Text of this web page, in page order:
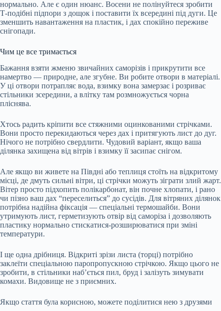
нормально. Але є один нюанс. Восени не полінуйтеся зробити
Т-подібні підпори з дощок і поставити їх всередині під дуги. Це
зменшить навантаження на пластик, і дах спокійно переживе
снігопади.
Чим це все тримається
Бажання взяти жменю звичайних саморізів і прикрутити все
намертво — природне, але згубне. Ви робите отвори в матеріалі.
У ці отвори потрапляє вода, взимку вона замерзає і розриває
стільники зсередини, а влітку там розмножується чорна
пліснява.
Хтось радить кріпити все стяжними оцинкованими стрічками.
Вони просто перекидаються через дах і притягують лист до дуг.
Нічого не потрібно свердлити. Чудовий варіант, якщо ваша
ділянка захищена від вітрів і взимку її засипає снігом.
Але якщо ви живете на Півдні або теплиця стоїть на відкритому
місці, де дмуть сильні вітри, ці стрічки можуть зіграти злий жарт.
Вітер просто підхопить полікарбонат, він почне хлопати, і рано
чи пізно ваш дах “переселиться” до сусідів. Для вітряних ділянок
потрібна надійна фіксація — спеціальні термошайби. Вони
утримують лист, герметизують отвір від саморіза і дозволяють
пластику нормально стискатися-розширюватися при зміні
температури.
І ще одна дрібниця. Відкриті зрізи листа (торці) потрібно
заклеїти спеціальною паропропускною стрічкою. Якщо цього не
зробити, в стільники наб’ється пил, бруд і залізуть зимувати
комахи. Видовище не з приємних.
Якщо стаття була корисною, можете поділитися нею з друзями